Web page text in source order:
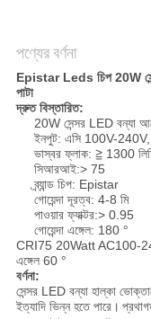
পণ্যের বর্ণনা
Epistar Leds চিপ 20W
পাটা
দ্রুত বিস্তারিত:
20W সেন্সর LED বন্যা
ইনপুট: এসি 100V-
ভাস্বর ফ্লাক: ≧ 1300
সিআরআই:> 75
ব্র্যান্ড চিপ: Epistar
গোয়েন্দা দূরত্ব: 4-8 মি
পাওয়ার ফ্যাক্টর:> 0.95
গোয়েন্দা এঙ্গেল: 180 °
CRI75 20Watt AC100-
এঙ্গেল 60 °
বর্ণনা:
সেন্সর LED বন্যা হাল্কা
ইত্যাদি ভিন্ন হতে পারে।